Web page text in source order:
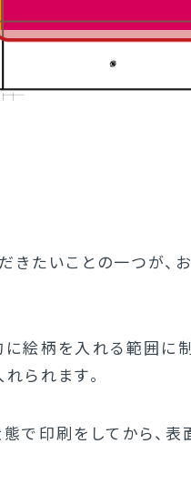
たいことの一つが、
絵柄を入れる範囲に
られます。
で印刷をしてから、表